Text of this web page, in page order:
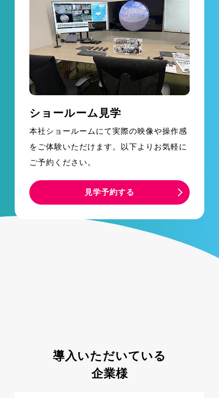
ショールーム見学
本社ショールームにて実際の映像や操作感
をご体験いただけます。以下よりお気軽に
ご予約ください。
見学予約する
導入いただいている
企業様